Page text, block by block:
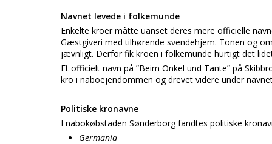
Navnet levede i folkemunde
Enkelte kroer måtte uanset deres mere officielle
Gæstgiveri med tilhørende svendehjem. Tonen og
jævnligt. Derfor fik kroen i folkemunde hurtigt det
Et officielt navn på ”Beim Onkel und Tante” på
kro i naboejendommen og drevet videre under
Politiske kronavne
I nabokøbstaden Sønderborg fandtes politiske
Germania